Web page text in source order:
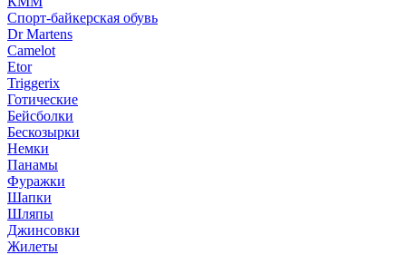
Спорт-байкерская обувь
Dr Martens
Camelot
Etor
Triggerix
Готические
Бейсболки
Бескозырки
Немки
Панамы
Фуражки
Шапки
Шляпы
Джинсовки
Жилеты